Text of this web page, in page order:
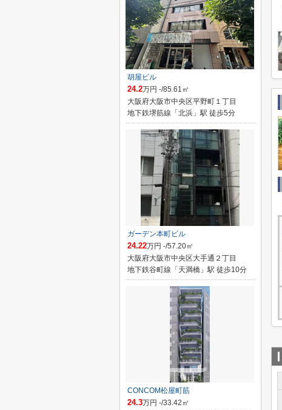
胡屋ビル
24.2万円 -/85.61㎡
大阪府大阪市中央区平野町１丁目
地下鉄堺筋線「北浜」駅 徒歩5分
ガーデン本町ビル
24.22万円 -/57.20㎡
大阪府大阪市中央区大手通２丁目
地下鉄谷町線「天満橋」駅 徒歩10分
CONCOM松屋町筋
24.3万円 -/33.42㎡